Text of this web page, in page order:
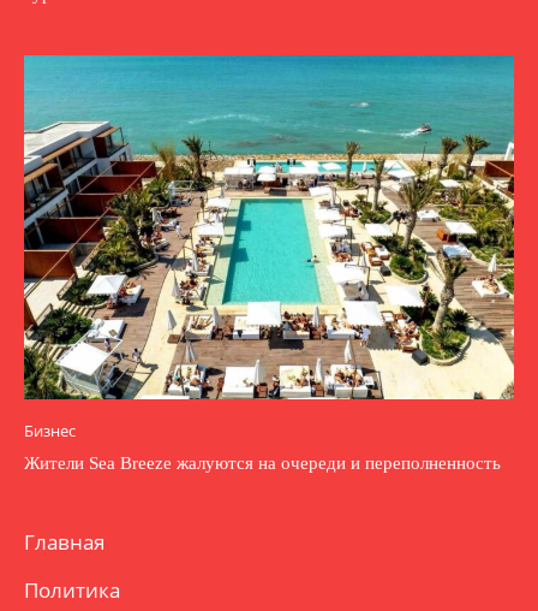
Бизнес
Жители Sea Breeze жалуются на очереди и переполненность
Главная
Политика